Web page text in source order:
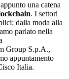
una catena
. I settori
dalla moda alla
parlato nella
Group S.p.A.,
appuntamento
Italia.